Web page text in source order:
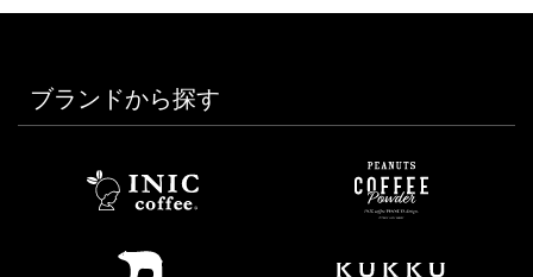
ブランドから探す